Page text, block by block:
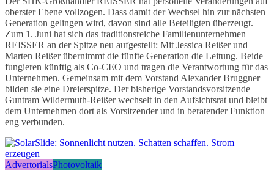
oberster Ebene vollzogen. Dass damit der Wechsel hin zur nächsten
Generation gelingen wird, davon sind alle Beteiligten überzeugt.
Zum 1. Juni hat sich das traditionsreiche Familienunternehmen
REISSER an der Spitze neu aufgestellt: Mit Jessica Reißer und
Marten Reißer übernimmt die fünfte Generation die Leitung. Beide
fungieren künftig als Co-CEO und tragen die Verantwortung für das
Unternehmen. Gemeinsam mit dem Vorstand Alexander Bruggner
bilden sie eine Dreierspitze. Der bisherige Vorstandsvorsitzende
Guntram Wildermuth-Reißer wechselt in den Aufsichtsrat und bleibt
dem Unternehmen dort als Vorsitzender und in beratender Funktion
eng verbunden.
AdvertorialsPhotovoltaik